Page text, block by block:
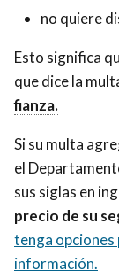
no quiere
Esto significa
que dice la
fianza.
fianza
significa
pagar
la
fianza,
Si su multa
el
sus siglas en
precio de su
tenga opciones
información.